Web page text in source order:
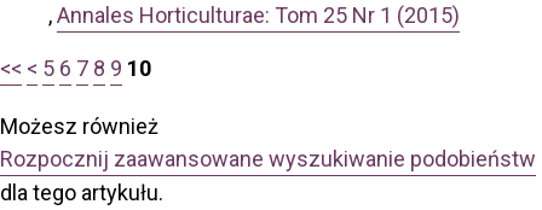
,Annales Horticulturae: Tom 25 Nr 1 (2015)
<< < 5 6 7 8 9 10
Możesz również
Rozpocznij zaawansowane wyszukiwanie podobieństw
dla tego artykułu.